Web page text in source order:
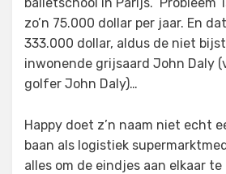
zo’n 75.000 dollar per jaar. En
333.000 dollar, aldus de niet
inwonende grijsaard John Daly
golfer John Daly)…
Happy doet z’n naam niet echt
baan als logistiek
alles om de eindjes aan elkaar